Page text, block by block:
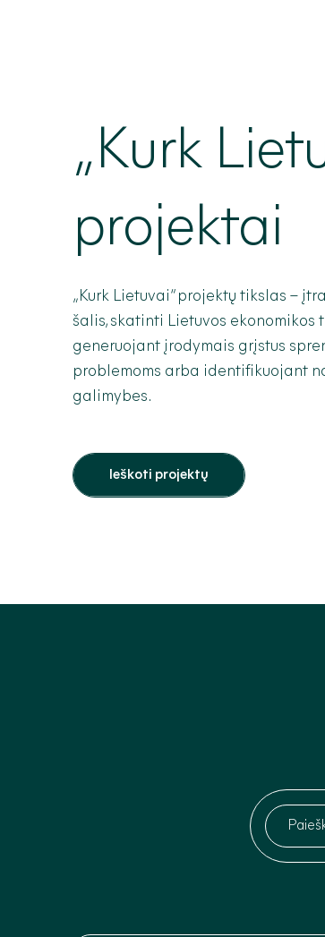
„Kurk
projektai
„Kurk Lietuvai“ projektų tikslas –
šalis, skatinti Lietuvos ekonomikos
generuojant įrodymais grįstus
problemoms arba identifikuojant
galimybes.
Ieškoti projektų